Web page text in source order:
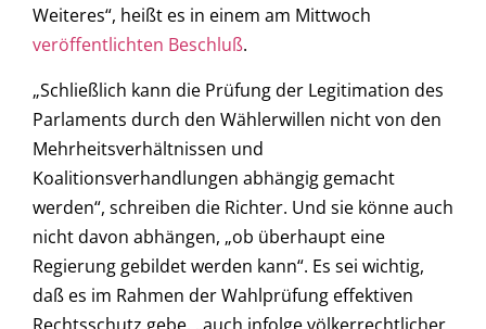
Weiteres“, heißt es in einem am Mittwoch
veröffentlichten Beschluß.
„Schließlich kann die Prüfung der Legitimation des
Parlaments durch den Wählerwillen nicht von den
Mehrheitsverhältnissen und
Koalitionsverhandlungen abhängig gemacht
werden“, schreiben die Richter. Und sie könne auch
nicht davon abhängen, „ob überhaupt eine
Regierung gebildet werden kann“. Es sei wichtig,
daß es im Rahmen der Wahlprüfung effektiven